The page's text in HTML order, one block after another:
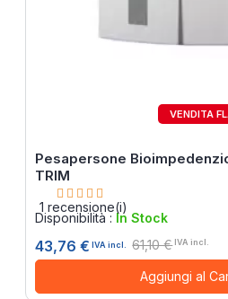
VENDITA
Pesapersone
TRIM
Rating:
100%
1 recensione(i)
Disponibilità : In Stock
43,76 € IVA incl. 61,10 € IVA incl.
Aggiungi al